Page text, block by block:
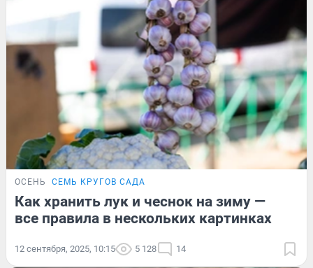
ОСЕНЬ СЕМЬ КРУГОВ САДА
Как хранить лук и чеснок на зиму —
все правила в нескольких картинках
12 сентября, 2025, 10:15 5 128 14